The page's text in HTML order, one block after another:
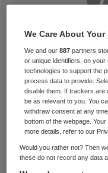
Entré en
Meander
We Care About Your
We and our887 partners
or unique identifiers, on
technologies to support the
process data to provide.
disable them. If trackers are
be as relevant to you. You
withdraw consent at any
bottom of the webpage.
more details, refer to our
Would you rather not? Then
these do not record any data